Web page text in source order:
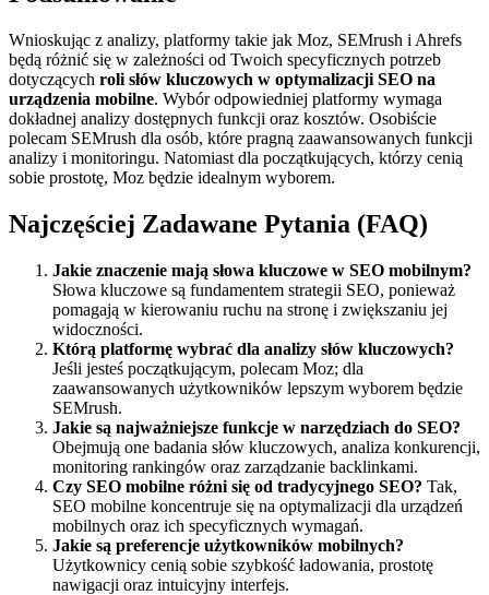
Wnioskując z analizy, platformy takie jak Moz, SEMrush i Ahrefs
będą różnić się w zależności od Twoich specyficznych potrzeb
dotyczących roli słów kluczowych w optymalizacji SEO na
urządzenia mobilne. Wybór odpowiedniej platformy wymaga
dokładnej analizy dostępnych funkcji oraz kosztów. Osobiście
polecam SEMrush dla osób, które pragną zaawansowanych funkcji
analizy i monitoringu. Natomiast dla początkujących, którzy cenią
sobie prostotę, Moz będzie idealnym wyborem.
Najczęściej Zadawane Pytania (FAQ)
Jakie znaczenie mają słowa kluczowe w SEO mobilnym?
Słowa kluczowe są fundamentem strategii SEO, ponieważ
pomagają w kierowaniu ruchu na stronę i zwiększaniu jej
widoczności.
Którą platformę wybrać dla analizy słów kluczowych?
Jeśli jesteś początkującym, polecam Moz; dla
zaawansowanych użytkowników lepszym wyborem będzie
SEMrush.
Jakie są najważniejsze funkcje w narzędziach do SEO?
Obejmują one badania słów kluczowych, analiza konkurencji,
monitoring rankingów oraz zarządzanie backlinkami.
Czy SEO mobilne różni się od tradycyjnego SEO? Tak,
SEO mobilne koncentruje się na optymalizacji dla urządzeń
mobilnych oraz ich specyficznych wymagań.
Jakie są preferencje użytkowników mobilnych?
Użytkownicy cenią sobie szybkość ładowania, prostotę
nawigacji oraz intuicyjny interfejs.